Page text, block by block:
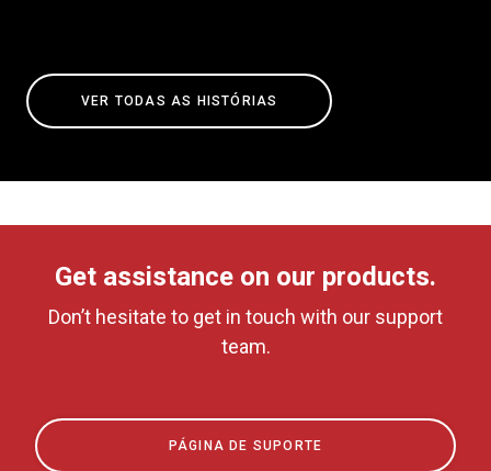
VER TODAS AS HISTÓRIAS
Get assistance on our products.
Don’t hesitate to get in touch with our support
team.
PÁGINA DE SUPORTE